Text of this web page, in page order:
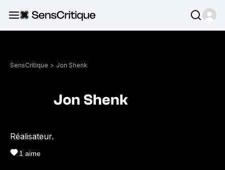
SensCritique > Jon Shenk
Jon Shenk
Réalisateur.
1 aime